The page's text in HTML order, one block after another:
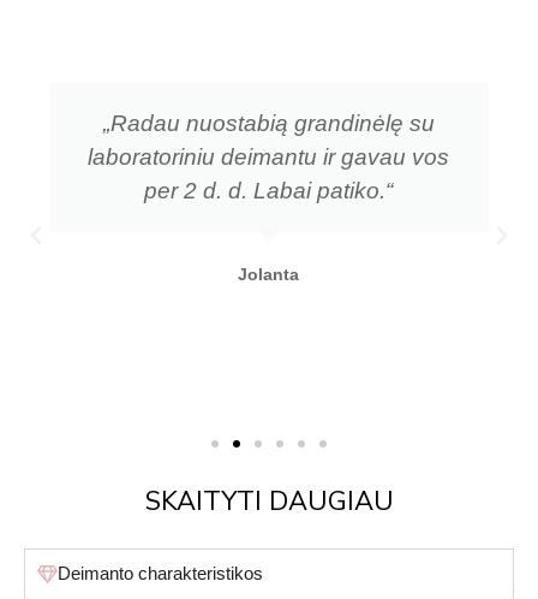
„Radau nuostabią grandinėlę su
laboratoriniu deimantu ir gavau vos
per 2 d. d. Labai patiko.“
Jolanta
SKAITYTI DAUGIAU
Deimanto charakteristikos